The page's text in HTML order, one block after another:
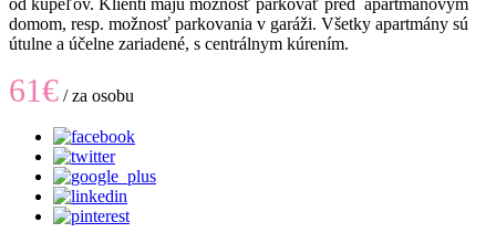
od kúpeľov. Klienti majú možnosť parkovať pred apartmánovým
domom, resp. možnosť parkovania v garáži. Všetky apartmány sú
útulne a účelne zariadené, s centrálnym kúrením.
61€ / za osobu